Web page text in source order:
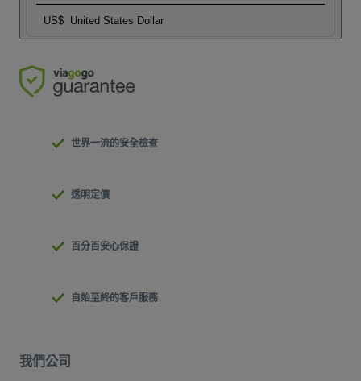
US$ United States Dollar
世界一流的安全檢查
透明定價
百分百安心保證
自始至終的客戶服務
我們公司